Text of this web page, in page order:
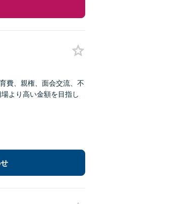
費、親権、面会交流、不
より高い金額を目指し